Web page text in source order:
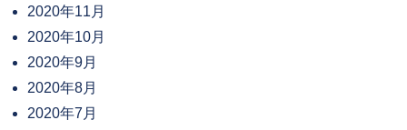
2020年11月
2020年10月
2020年9月
2020年8月
2020年7月